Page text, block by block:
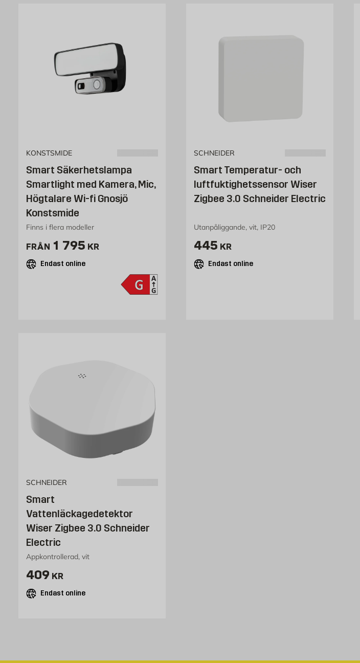
KONSTSMIDE
Smart Säkerhetslampa
Smartlight med Kamera, Mic,
Högtalare Wi-fi Gnosjö
Konstsmide
Finns i flera modeller
FRÅN Pris 1795 kr
1 795 KR
Endast online
SCHNEIDER
Smart Temperatur- och
luftfuktighetssensor Wiser
Zigbee 3.0 Schneider Electric
Utanpåliggande, vit, IP20
Pris 445 kr
445 KR
Endast online
SCHNEIDER
Smart
Vattenläckagedetektor
Wiser Zigbee 3.0 Schneider
Electric
Appkontrollerad, vit
Pris 409 kr
409 KR
Endast online